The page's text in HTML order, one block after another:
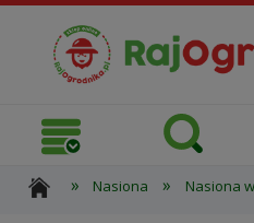
» Nasiona » Nasiona